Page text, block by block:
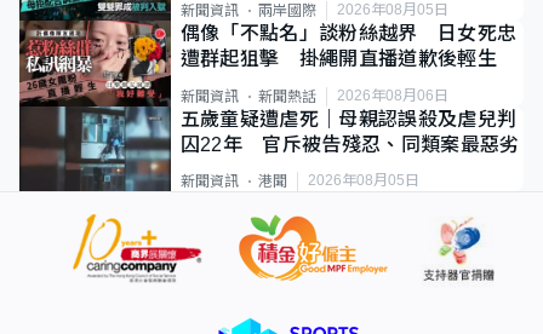
新聞資訊 兩岸國際 2026年08月05日
偶像「不點名」談粉絲越界 日女死忠
遭群起狙擊 掛繩開直播道歉後輕生
新聞資訊 新聞熱話 2026年08月06日
五歲童疑遭虐死｜母親認誤殺及虐兒判
囚22年 官斥被告殘忍、同類案最惡劣
新聞資訊 港聞 2026年08月05日